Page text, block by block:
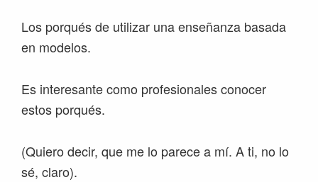
Los porqués de utilizar una enseñanza basada
en modelos.
Es interesante como profesionales conocer
estos porqués.
(Quiero decir, que me lo parece a mí. A ti, no lo
sé, claro).